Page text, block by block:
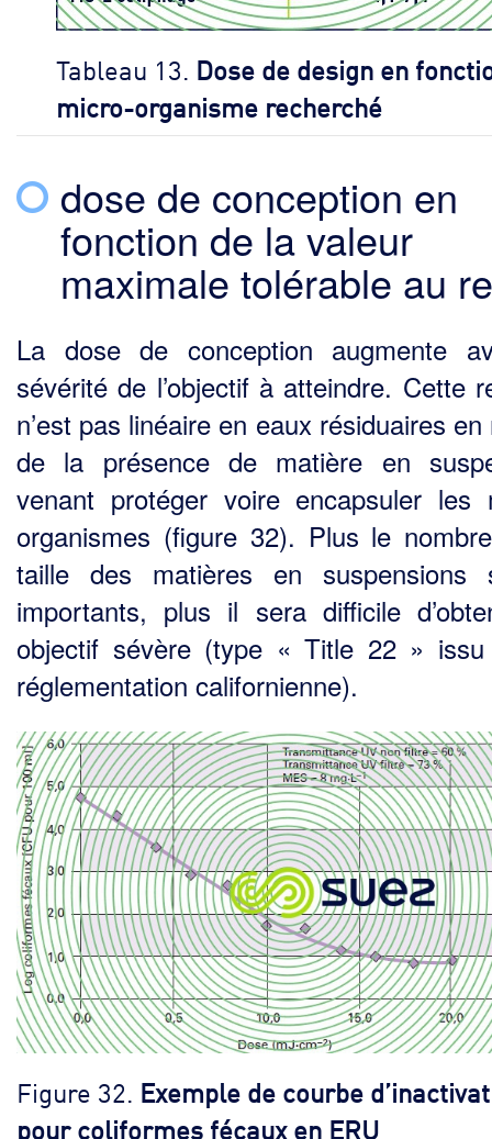
Tableau 13. Dose de design en
micro-organisme recherché
dose de conception en
fonction de la valeur
maximale tolérable au
La dose de conception augmente
sévérité de l’objectif à atteindre. Cette
n’est pas linéaire en eaux résiduaires en
de la présence de matière en
venant protéger voire encapsuler les
organismes (figure 32). Plus le
taille des matières en suspensions
importants, plus il sera difficile
objectif sévère (type « Title 22 »
réglementation californienne).
Figure 32. Exemple de courbe
pour coliformes fécaux en ERU